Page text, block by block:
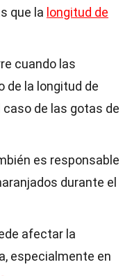
que la longitud de
cuando las
de la longitud de
caso de las gotas de
es responsable
durante el
afectar la
especialmente en